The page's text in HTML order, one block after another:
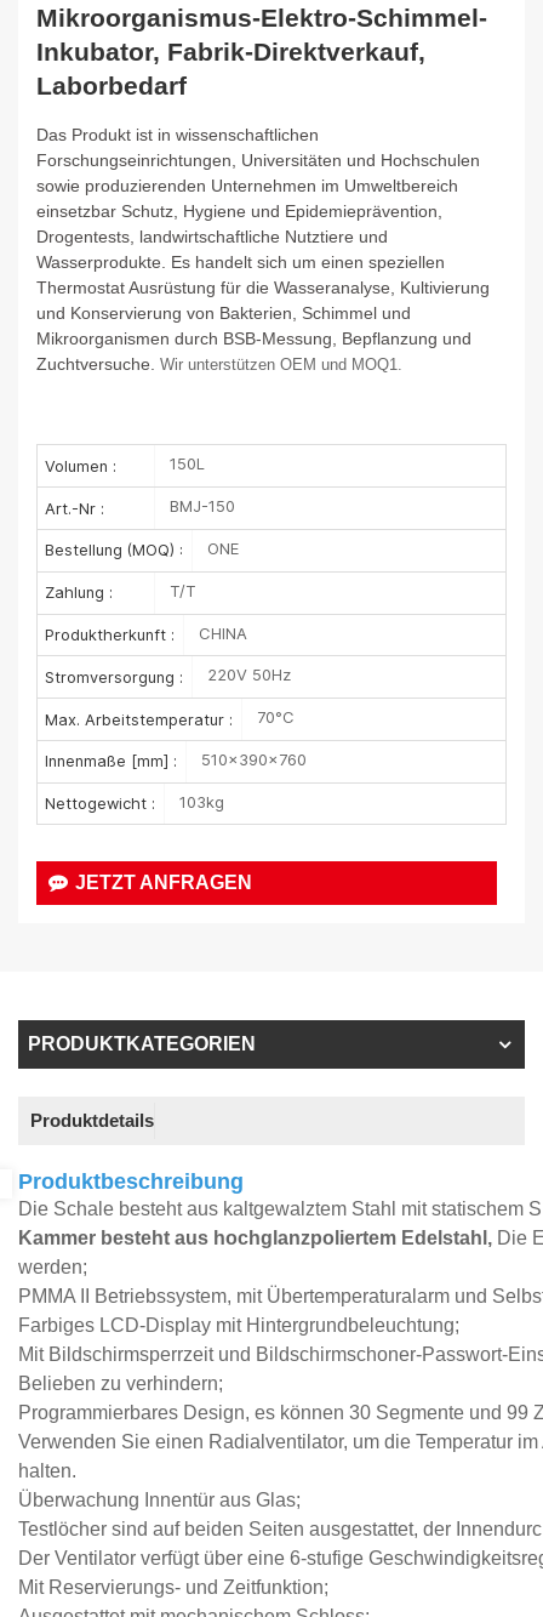
Mikroorganismus-Elektro-Schimmel-
Inkubator, Fabrik-Direktverkauf,
Laborbedarf
Das Produkt ist in wissenschaftlichen
Forschungseinrichtungen, Universitäten und Hochschulen
sowie produzierenden Unternehmen im Umweltbereich
einsetzbar Schutz, Hygiene und Epidemieprävention,
Drogentests, landwirtschaftliche Nutztiere und
Wasserprodukte. Es handelt sich um einen speziellen
ThermostatAusrüstung für die Wasseranalyse, Kultivierung
und Konservierung von Bakterien, Schimmel und
Mikroorganismen durch BSB-Messung, Bepflanzung und
Zuchtversuche. Wir unterstützen OEM und MOQ1.
Volumen : 150L
Art.-Nr : BMJ-150
Bestellung (MOQ) : ONE
Zahlung : T/T
Produktherkunft : CHINA
Stromversorgung : 220V 50Hz
Max. Arbeitstemperatur : 70°C
Innenmaße [mm] : 510×390×760
Nettogewicht : 103kg
JETZT ANFRAGEN
PRODUKTKATEGORIEN
Produktdetails
Produktbeschreibung
Die Schale besteht aus kaltgewalztem Stahl mit statischem
Kammer besteht aus hochglanzpoliertem Edelstahl, Die
werden;
PMMA I
Betriebssystem, mitÜbertemperaturalarm und
Farbiges LCD-Display mit Hintergrundbeleuchtung;
Mit Bildschirmsperrzeit und Bildschirmschoner-Passwort-
Belieben zu verhindern;
Programmierbares Design, es können 30 Segmente und 99
Verwenden Sie einen Radialventilator, um die Temperatur
halten.
Überwachung Innentür aus Glas;
Testlöcher sind auf beiden Seiten ausgestattet, der
Der Ventilator verfügt über eine 6-stufige
Mit Reservierungs- und Zeitfunktion;